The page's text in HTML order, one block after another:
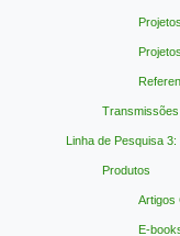
Transmissões
Linha de Pesquisa 3:
Produtos
Artigos
E-